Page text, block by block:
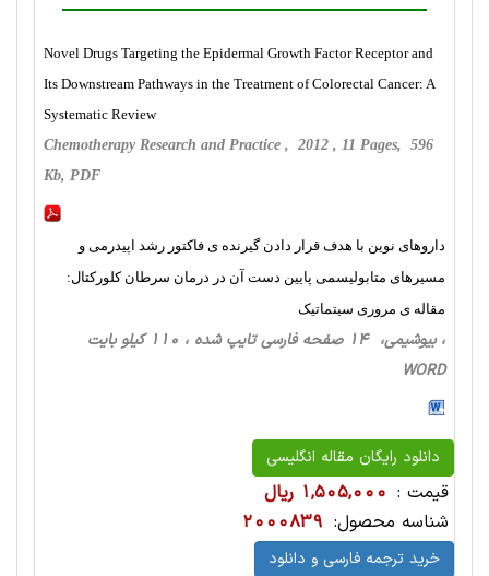
Novel Drugs Targeting the Epidermal Growth Factor Receptor and
Its Downstream Pathways in the Treatment of Colorectal Cancer: A
Systematic Review
Chemotherapy Research and Practice , 2012 , 11 Pages, 596
Kb, PDF
داروهای نوین با هدف قرار دادن گیرنده ی فاکتور رشد اپیدرمی و
مسیرهای متابولیسمی پایین دست آن در درمان سرطان کلورکتال:
مقاله ی مروری سیتماتیک
، بیوشیمی، 14 صفحه فارسی تایپ شده ، 110 کیلو بایت
WORD
دانلود رایگان مقاله انگلیسی
قیمت : 1,505,000 ریال
شناسه محصول: 2000839
خرید ترجمه فارسی و دانلود